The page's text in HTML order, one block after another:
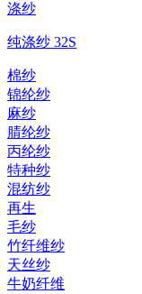
涤纱
纯涤纱 32S
棉纱
锦纶纱
麻纱
腈纶纱
丙纶纱
特种纱
混纺纱
再生
毛纱
竹纤维纱
天丝纱
牛奶纤维